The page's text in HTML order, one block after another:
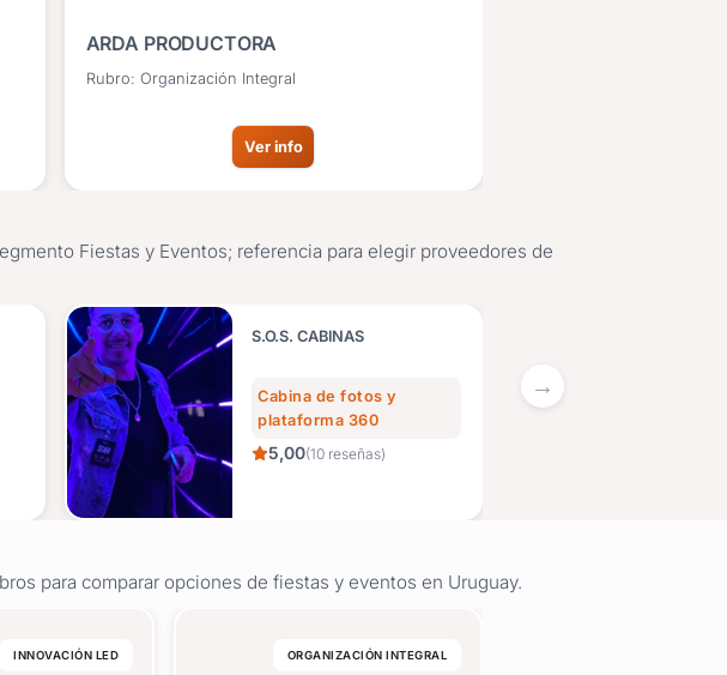
ARDA PRODUCTORA
Rubro: Organización Integral
Ver info
Fiestas y Eventos; referencia para elegir proveedores de
S.O.S. CABINAS
Cabina de fotos y
plataforma 360
5,00(10 reseñas)
para comparar opciones de fiestas y eventos en Uruguay.
INNOVACIÓN LED ORGANIZACIÓN INTEGRAL